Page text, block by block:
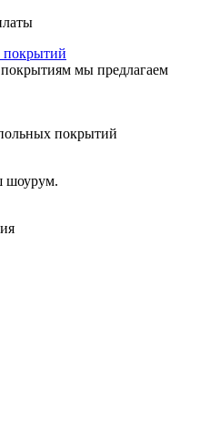
покрытий
мы предлагаем
шоурум.